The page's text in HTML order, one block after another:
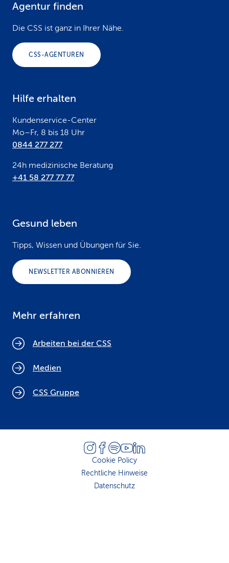
Agentur finden
Die CSS ist ganz in Ihrer Nähe.
CSS-AGENTUREN
Hilfe erhalten
Kundenservice-Center
Mo–Fr, 8 bis 18 Uhr
0844 277 277
24h medizinische Beratung
+41 58 277 77 77
Gesund leben
Tipps, Wissen und Übungen für Sie.
NEWSLETTER ABONNIEREN
Mehr erfahren
Arbeiten bei der CSS
Medien
CSS Gruppe
Cookie Policy
Rechtliche Hinweise
Datenschutz